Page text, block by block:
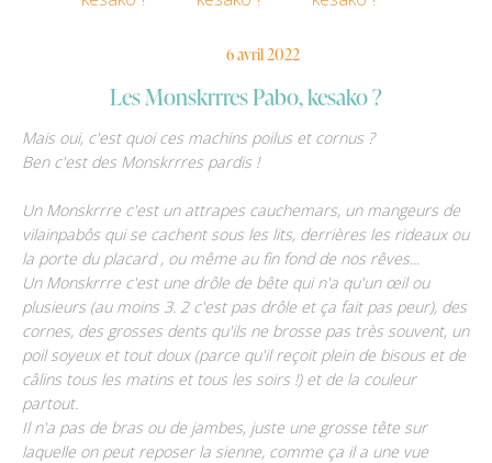
6 avril 2022
Les Monskrrres Pabo, kesako ?
Mais oui, c'est quoi ces machins poilus et cornus ?
Ben c'est des Monskrrres pardis !
Un Monskrrre c'est un attrapes cauchemars, un mangeurs de
vilainpabôs qui se cachent sous les lits, derrières les rideaux ou
la porte du placard , ou même au fin fond de nos rêves...
Un Monskrrre c'est une drôle de bête qui n'a qu'un œil ou
plusieurs (au moins 3. 2 c'est pas drôle et ça fait pas peur), des
cornes, des grosses dents qu'ils ne brosse pas très souvent, un
poil soyeux et tout doux (parce qu'il reçoit plein de bisous et de
câlins tous les matins et tous les soirs !) et de la couleur
partout.
Il n'a pas de bras ou de jambes, juste une grosse tête sur
laquelle on peut reposer la sienne, comme ça il a une vue